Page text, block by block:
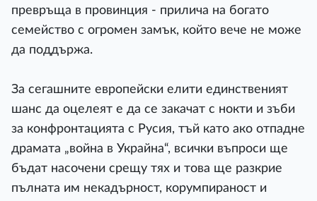
превръща в провинция - прилича на богато
семейство с огромен замък, който вече не може
да поддържа.
За сегашните европейски елити единственият
шанс да оцелеят е да се закачат с нокти и зъби
за конфронтацията с Русия, тъй като ако отпадне
драмата „война в Украйна“, всички въпроси ще
бъдат насочени срещу тях и това ще разкрие
пълната им некадърност, корумпираност и